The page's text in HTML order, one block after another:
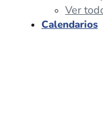
Ver
Calendarios